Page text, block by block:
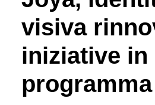
visiva
iniziative in
programma